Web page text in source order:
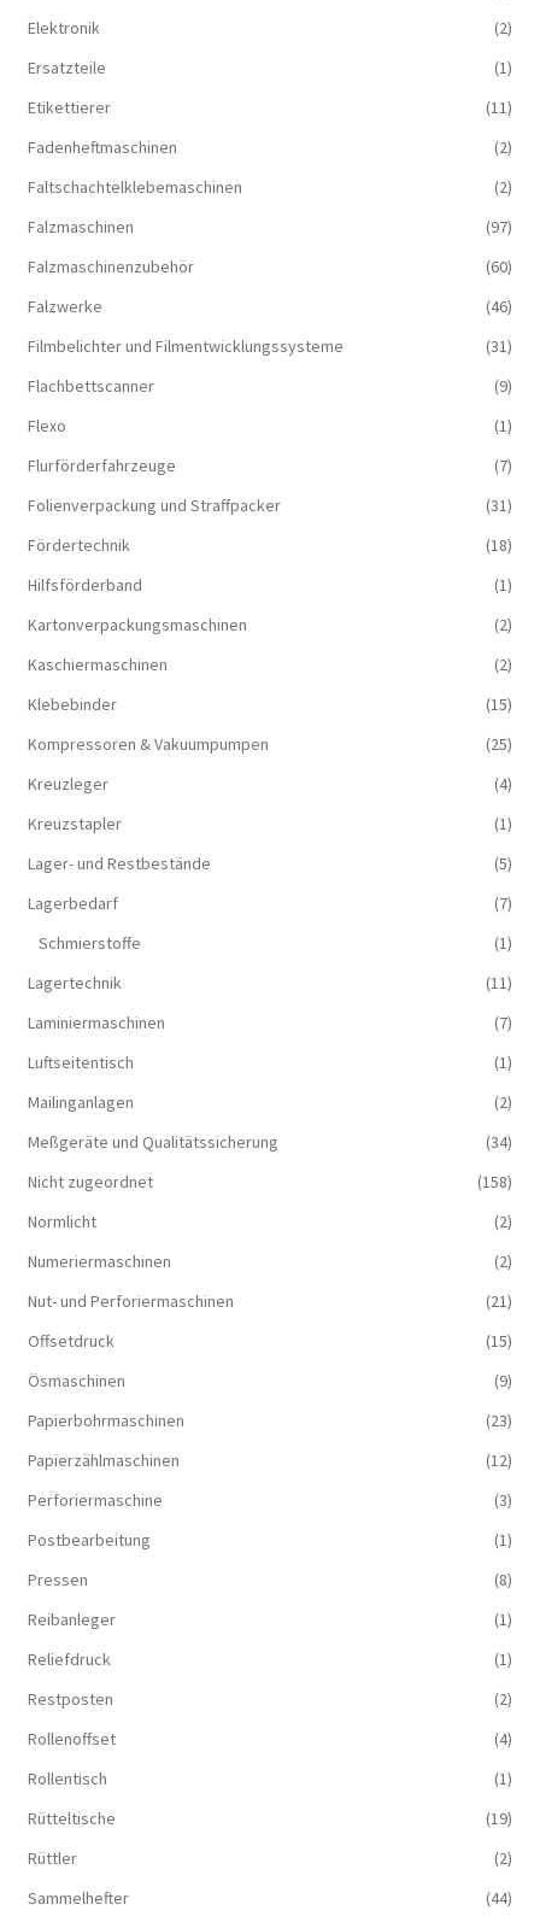
Elektronik
(2)
Ersatzteile
(1)
Etikettierer
(11)
Fadenheftmaschinen
(2)
Faltschachtelklebemaschinen
(2)
Falzmaschinen
(97)
Falzmaschinenzubehör
(60)
Falzwerke
(46)
Filmbelichter und Filmentwicklungssysteme
(31)
Flachbettscanner
(9)
Flexo
(1)
Flurförderfahrzeuge
(7)
Folienverpackung und Straffpacker
(31)
Fördertechnik
(18)
Hilfsförderband
(1)
Kartonverpackungsmaschinen
(2)
Kaschiermaschinen
(2)
Klebebinder
(15)
Kompressoren & Vakuum­pumpen
(25)
Kreuzleger
(4)
Kreuzstapler
(1)
Lager- und Restbestände
(5)
Lagerbedarf
(7)
Schmierstoffe
(1)
Lagertechnik
(11)
Laminiermaschinen
(7)
Luftseitentisch
(1)
Mailinganlagen
(2)
Meßgeräte und Qualitätssicherung
(34)
Nicht zugeordnet
(158)
Normlicht
(2)
Numeriermaschinen
(2)
Nut- und Perforiermaschinen
(21)
Offsetdruck
(15)
Ösmaschinen
(9)
Papierbohrmaschinen
(23)
Papierzählmaschinen
(12)
Perforiermaschine
(3)
Postbearbeitung
(1)
Pressen
(8)
Reibanleger
(1)
Reliefdruck
(1)
Restposten
(2)
Rollenoffset
(4)
Rollentisch
(1)
Rütteltische
(19)
Rüttler
(2)
Sammelhefter
(44)